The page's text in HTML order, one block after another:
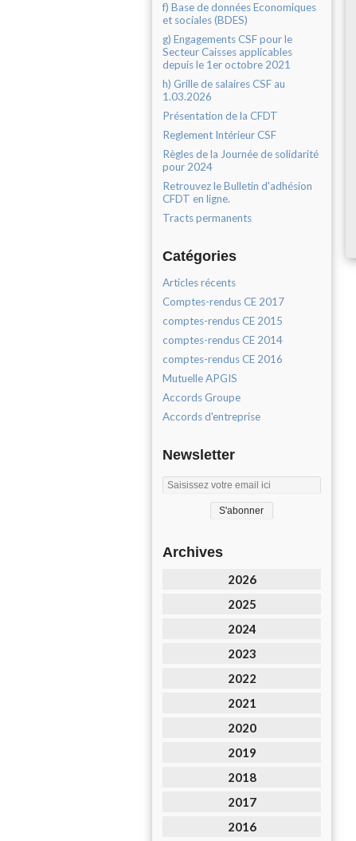
f) Base de données Economiques
et sociales (BDES)
g) Engagements CSF pour le
Secteur Caisses applicables
depuis le 1er octobre 2021
h) Grille de salaires CSF au
1.03.2026
Présentation de la CFDT
Reglement Intérieur CSF
Règles de la Journée de solidarité
pour 2024
Retrouvez le Bulletin d'adhésion
CFDT en ligne.
Tracts permanents
Catégories
Articles récents
Comptes-rendus CE 2017
comptes-rendus CE 2015
comptes-rendus CE 2014
comptes-rendus CE 2016
Mutuelle APGIS
Accords Groupe
Accords d'entreprise
Newsletter
Archives
2026
2025
2024
2023
2022
2021
2020
2019
2018
2017
2016